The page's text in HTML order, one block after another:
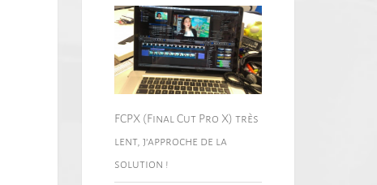
FCPX (Final Cut Pro X) très
lent, j’approche de la
solution !